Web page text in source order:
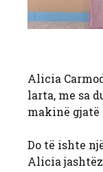
Alicia
larta, me sa
makinë gjatë
Do të ishte
Alicia